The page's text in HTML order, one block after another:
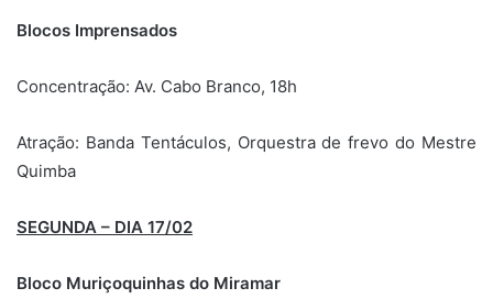
Blocos Imprensados
Concentração: Av. Cabo Branco, 18h
Atração: Banda Tentáculos, Orquestra de frevo do Mestre
Quimba
SEGUNDA – DIA 17/02
Bloco Muriçoquinhas do Miramar